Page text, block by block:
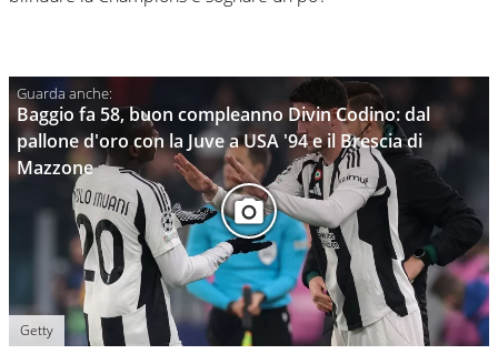
Baggio fa 58, buon compleanno Divin Codino: dal
pallone d'oro con la Juve a USA '94 e il Brescia di
Mazzone
Getty